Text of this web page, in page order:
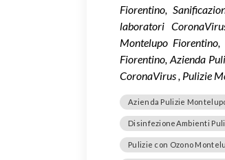
Fiorentino,
laboratori
Montelupo
Fiorentino, Azienda
CoronaVirus , Pulizie
Azienda Pulizie
DisinfezioneAmbienti
Pulizie con Ozono